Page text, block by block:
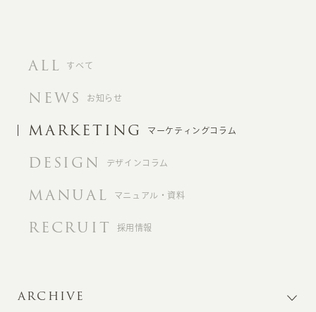
ALL すべて
NEWS お知らせ
MARKETING マーケティングコラム
DESIGN デザインコラム
MANUAL マニュアル・資料
RECRUIT 採用情報
ARCHIVE